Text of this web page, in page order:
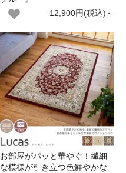
12,900円(税込)～
お部屋がパッと華やぐ！繊細
な模様が引き立つ色鮮やかな